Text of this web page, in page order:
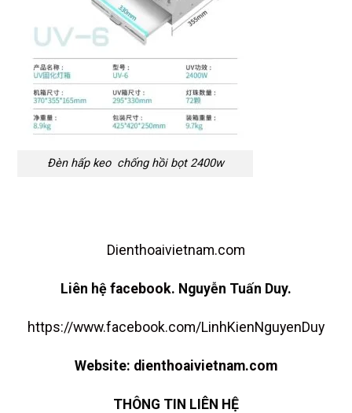
Đèn hấp keo chống hồi bọt 2400w
Dienthoaivietnam.com
Liên hệ facebook. Nguyễn Tuấn Duy.
https://www.facebook.com/LinhKienNguyenDuy
Website: dienthoaivietnam.com
THÔNG TIN LIÊN HỆ